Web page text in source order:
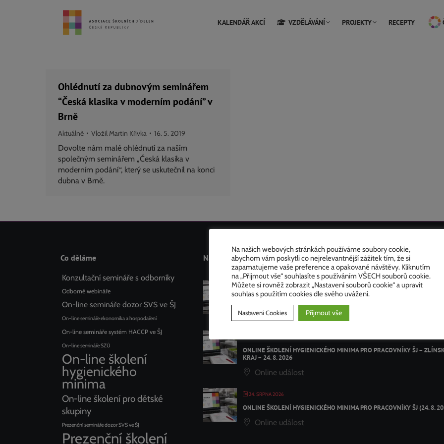
KALENDÁŘ AKCÍ VZDĚLÁVÁNÍ PROJEKTY RECEPTY
Ohlédnutí za dubnovým seminářem
“Česká klasika v moderním podání” v
Brně
Aktuálně Vložil Martin Křivka 16. 5. 2019
Dovolte nám malé ohlédnutí za naším
společným seminářem „Česká klasika v
moderním podání“, který se uskutečnil na konci
dubna v Brně.
Co děláme
Konzultační semináře s odborníky
Odborné webináře
On-line semináře dozor SVS ve ŠJ
On-line semináře ekonomika a hospodaření
On-line semináře systém HACCP ve ŠJ
On-line semináře SZÚ
On-line školení
hygienického
minima
On-line školení pro dětské
skupiny
Prezenční semináře dozor SVS ve ŠJ
Prezenční školení
Nadcházející akce
24. SRPNA 2026
ŠKOLENÍ HYGIENICKÉHO MINIMA – VSETÍN – 24. 8. 2026
Kino Vatra Vsetín
ONLINE ŠKOLENÍ HYGIENICKÉHO MINIMA PRO PRACOVNÍKY ŠJ –
KRAJ – 24. 8. 2026
Online událost
24. SRPNA 2026
ONLINE ŠKOLENÍ HYGIENICKÉHO MINIMA PRO PRACOVNÍKY ŠJ (24. 8.
Online událost
Na našich webových stránkách používáme soubory cookie,
abychom vám poskytli co nejrelevantnější zážitek tím, že si
zapamatujeme vaše preference a opakované návštěvy. Kliknutím
na „Přijmout vše“ souhlasíte s používáním VŠECH souborů cookie.
Můžete si rovněž zobrazit „Nastavení souborů cookie“ a upravit
souhlas s použitím cookies dle svého uvážení.
Nastavení Cookies Přijmout vše